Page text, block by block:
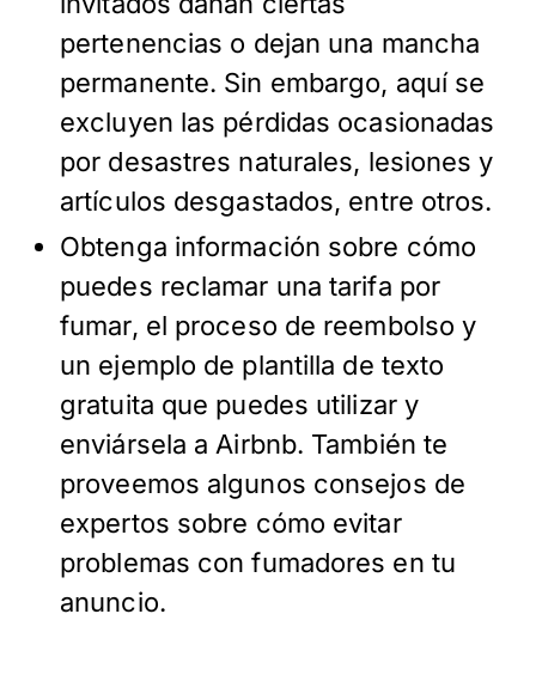
pertenencias o dejan una mancha
permanente. Sin embargo, aquí se
excluyen las pérdidas ocasionadas
por desastres naturales, lesiones y
artículos desgastados, entre otros.
Obtenga información sobre cómo
puedes reclamar una tarifa por
fumar, el proceso de reembolso y
un ejemplo de plantilla de texto
gratuita que puedes utilizar y
enviársela a Airbnb. También te
proveemos algunos consejos de
expertos sobre cómo evitar
problemas con fumadores en tu
anuncio.